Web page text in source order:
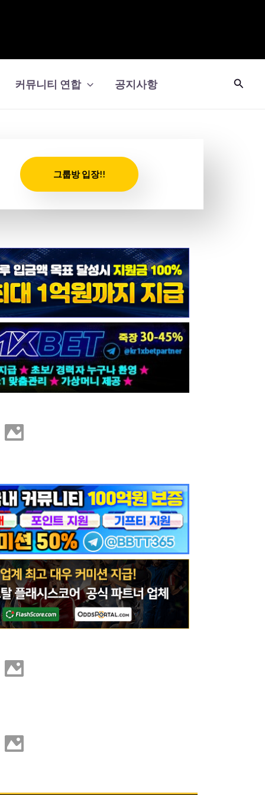
커뮤니티 연합 공지사항
검
그룹방 입장!!